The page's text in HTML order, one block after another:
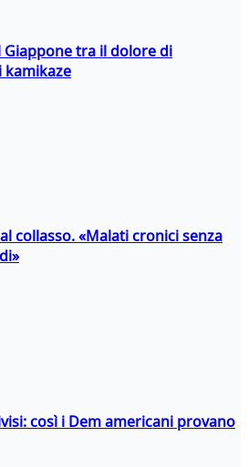
Giappone tra il dolore di
kamikaze
collasso. «Malati cronici senza
così i Dem americani provano